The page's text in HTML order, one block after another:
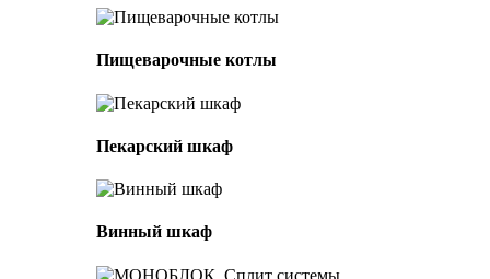
Пищеварочные котлы
Пекарский шкаф
Винный шкаф